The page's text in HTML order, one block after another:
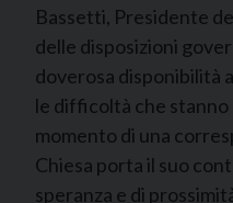
Bassetti, Presidente
delle disposizioni
doverosa disponibilità
le difficoltà che stanno
momento di una
Chiesa porta il suo
speranza e di